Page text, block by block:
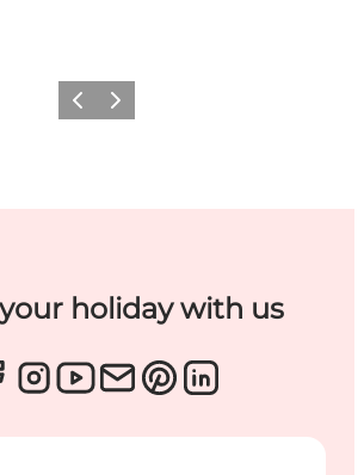
ForrigeNæste
holiday with us